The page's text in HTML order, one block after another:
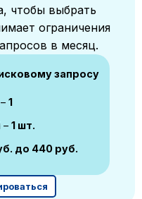
чтобы выбрать
ограничения
в месяц.
запросу
1
– 1 шт.
до 440 руб.